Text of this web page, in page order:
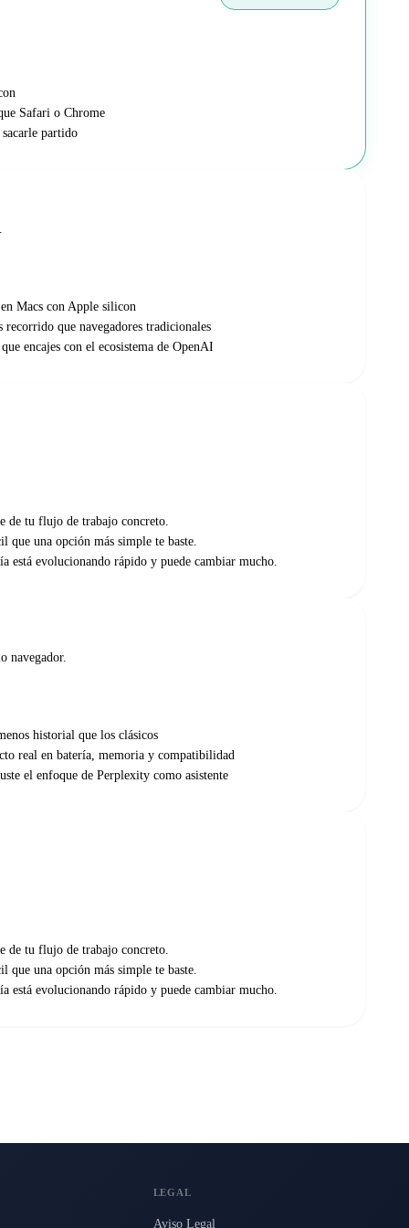
Safari o Chrome
sacarle partido
Macs con Apple silicon
recorrido que navegadores tradicionales
encajes con el ecosistema de OpenAI
de tu flujo de trabajo concreto.
que una opción más simple te baste.
está evolucionando rápido y puede cambiar mucho.
navegador.
historial que los clásicos
real en batería, memoria y compatibilidad
el enfoque de Perplexity como asistente
de tu flujo de trabajo concreto.
que una opción más simple te baste.
está evolucionando rápido y puede cambiar mucho.
LEGAL
Aviso Legal